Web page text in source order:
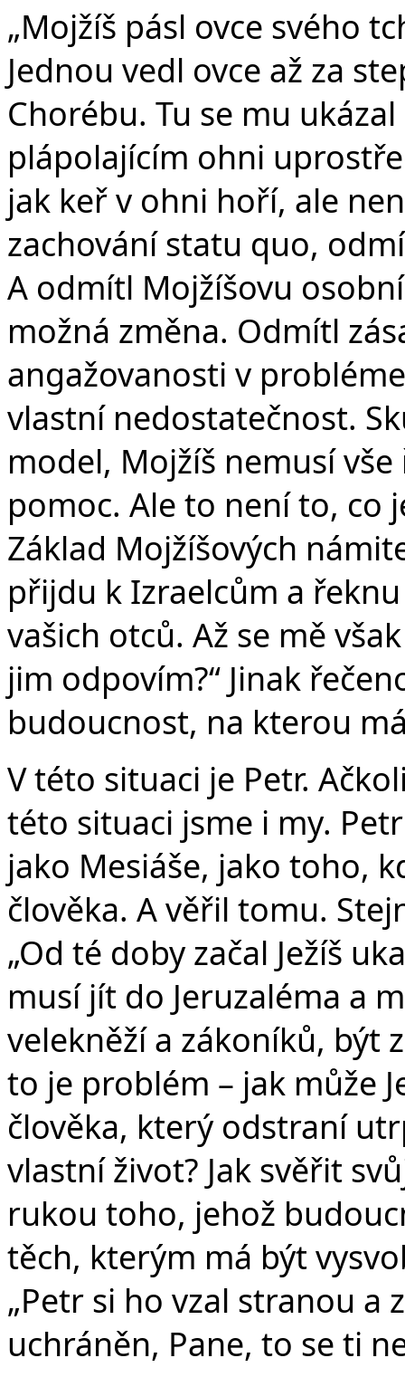
„Mojžíš pásl ovce svého
Jednou vedl ovce až za
Chorébu. Tu se mu
plápolajícím ohni
jak keř v ohni hoří, ale
zachování statu quo,
A odmítl Mojžíšovu
možná změna. Odmítl
angažovanosti v
vlastní nedostatečnost.
model, Mojžíš nemusí
pomoc. Ale to není to, co
Základ Mojžíšových
přijdu k Izraelcům a
vašich otců. Až se mě
jim odpovím?“ Jinak
budoucnost, na kterou
V této situaci je Petr.
této situaci jsme i my.
jako Mesiáše, jako toho,
člověka. A věřil tomu.
„Od té doby začal Ježíš
musí jít do Jeruzaléma a
velekněží a zákoníků, být
to je problém – jak může
člověka, který odstraní
vlastní život? Jak svěřit
rukou toho, jehož
těch, kterým má být
„Petr si ho vzal stranou a
uchráněn, Pane, to se ti